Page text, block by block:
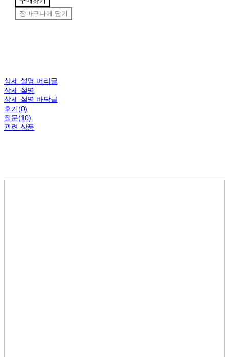
장바구니에 담기
상세 설명 머리글
상세 설명
상세 설명 바닥글
후기(0)
질문(10)
관련 상품